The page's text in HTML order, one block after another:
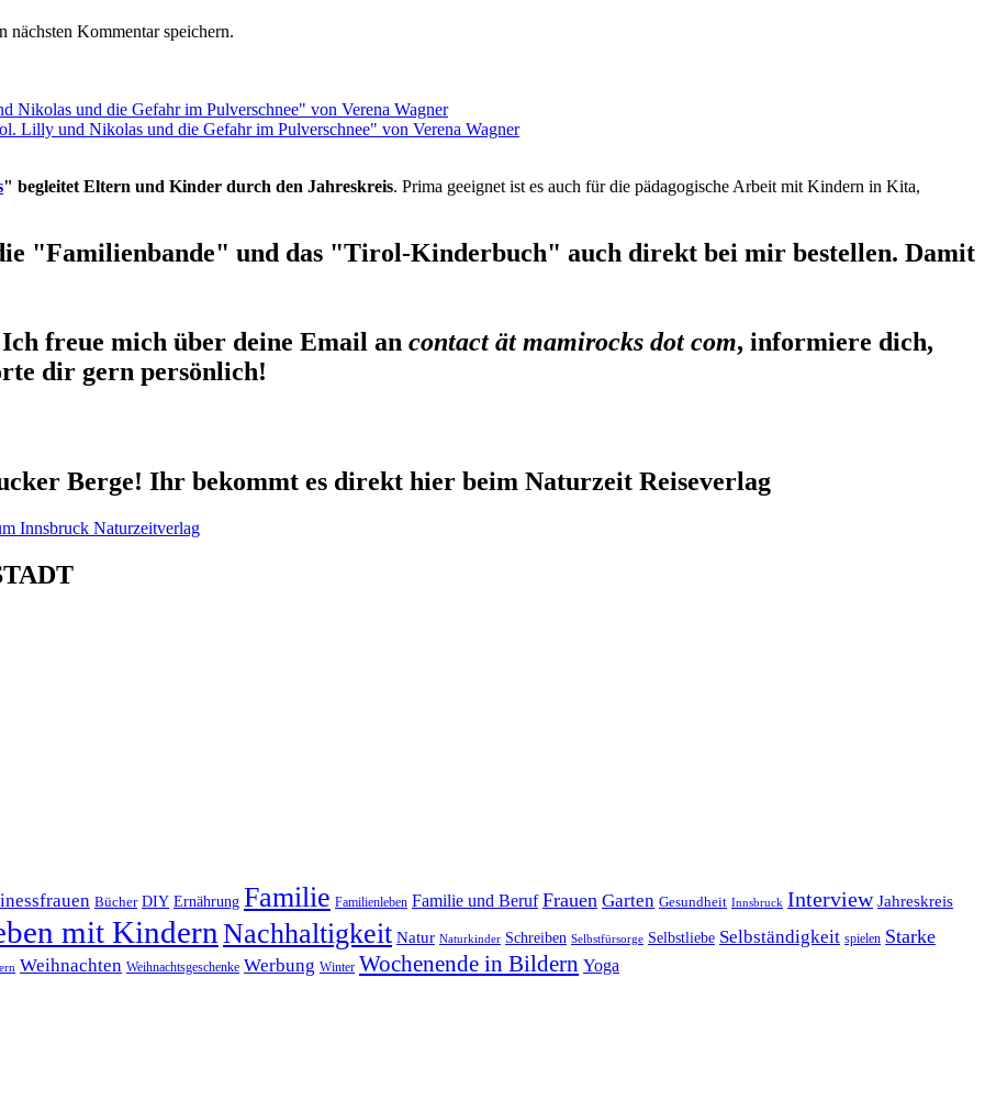
Kommentar speichern.
Lilly und Nikolas und die Gefahr im Pulverschnee" von Verena Wagner
" begleitet Eltern und Kinder durch den Jahreskreis. Prima geeignet ist es auch für die pädagogische Arbeit mit Kindern in Kita,
"Familienbande" und das "Tirol-Kinderbuch" auch direkt bei mir bestellen. Damit
freue mich über deine Email an contact ät mamirocks dot com, informiere dich,
dir gern persönlich!
Berge! Ihr bekommt es direkt hier beim Naturzeit Reiseverlag
Bücher DIY Ernährung Familie Familienleben Familie und Beruf Frauen Garten Gesundheit Innsbruck Interview Jahreskreis
mit Kindern Nachhaltigkeit Natur Naturkinder Schreiben Selbstfürsorge Selbstliebe Selbständigkeit spielen Starke
Weihnachten Weihnachtsgeschenke Werbung Winter Wochenende in Bildern Yoga